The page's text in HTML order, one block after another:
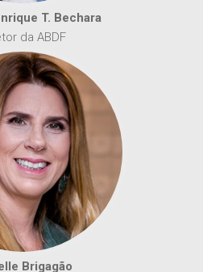
T. Bechara
da ABDF
Brigagão